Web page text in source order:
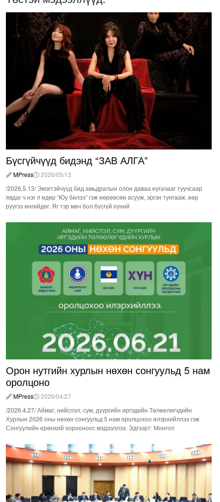
Бүсгүйчүүд бидэнд “ЗАВ АЛГА”
MPress
2026/05/13
/2026.5.13/ Эмэгтэйчүүд бид амьдралын олон даваа нугачааг туучсаар
явдаг ч нэг л өдөр “Юу билээ” гэж өөрөөсөө асууж, эргэн тунгааж, өөр
рүүгээ өнгийдөг. Яг тэр мөч бол бүсгүй хүний
Орон нутгийн хурлын нөхөн сонгуульд 5 нам
оролцоно
MPress
2026/04/27
/2026.4.27/ Аймаг, нийслэл, сум, дүүргийн иргэдийн Төлөөлөгчдийн
Хурлын 2026 оны нөхөн сонгуульд 5 нам оролцохоо илэрхийллээ гэж
Сонгуулийн ерөнхий хорооноос мэдээллээ. Эдгээрт: Монгол